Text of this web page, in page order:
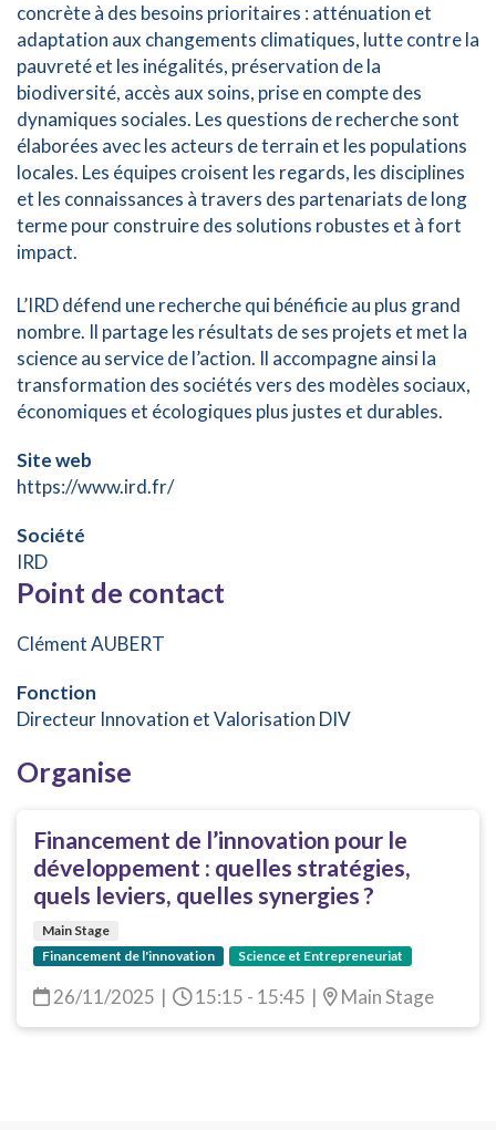
concrète à des besoins prioritaires : atténuation et
adaptation aux changements climatiques, lutte contre la
pauvreté et les inégalités, préservation de la
biodiversité, accès aux soins, prise en compte des
dynamiques sociales. Les questions de recherche sont
élaborées avec les acteurs de terrain et les populations
locales. Les équipes croisent les regards, les disciplines
et les connaissances à travers des partenariats de long
terme pour construire des solutions robustes et à fort
impact.
L’IRD défend une recherche qui bénéficie au plus grand
nombre. Il partage les résultats de ses projets et met la
science au service de l’action. Il accompagne ainsi la
transformation des sociétés vers des modèles sociaux,
économiques et écologiques plus justes et durables.
Site web
https://www.ird.fr/
Société
IRD
Point de contact
Clément AUBERT
Fonction
Directeur Innovation et Valorisation DIV
Organise
Financement de l’innovation pour le
développement : quelles stratégies,
quels leviers, quelles synergies ?
Main Stage
Financement de l'innovation
Science et Entrepreneuriat
26/11/2025 | 15:15 - 15:45 | Main Stage